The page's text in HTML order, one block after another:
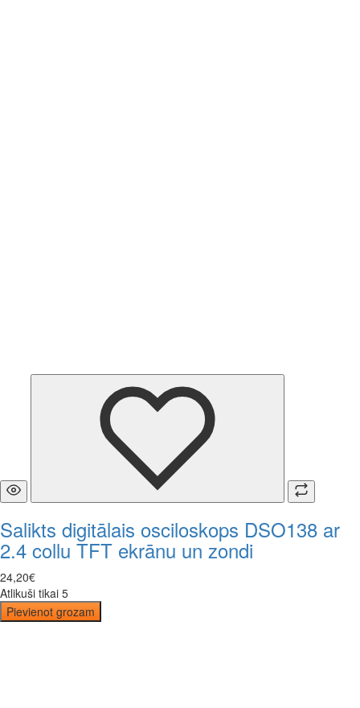
Salikts digitālais osciloskops DSO138 ar
2.4 collu TFT ekrānu un zondi
24,20€
Atlikuši tikai 5
Pievienot grozam